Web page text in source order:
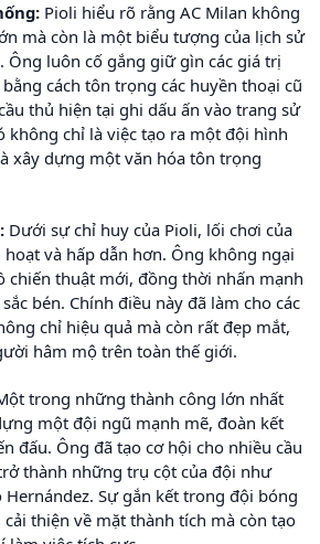
Pioli hiểu rõ rằng AC Milan không
mà còn là một biểu tượng của lịch sử
Ông luôn cố gắng giữ gìn các giá trị
cách tôn trọng các huyền thoại cũ
thủ hiện tại ghi dấu ấn vào trang sử
không chỉ là việc tạo ra một đội hình
xây dựng một văn hóa tôn trọng
Dưới sự chỉ huy của Pioli, lối chơi của
và hấp dẫn hơn. Ông không ngại
chiến thuật mới, đồng thời nhấn mạnh
bén. Chính điều này đã làm cho các
chỉ hiệu quả mà còn rất đẹp mắt,
hâm mộ trên toàn thế giới.
trong những thành công lớn nhất
một đội ngũ mạnh mẽ, đoàn kết
đấu. Ông đã tạo cơ hội cho nhiều cầu
thành những trụ cột của đội như
Hernández. Sự gắn kết trong đội bóng
thiện về mặt thành tích mà còn tạo